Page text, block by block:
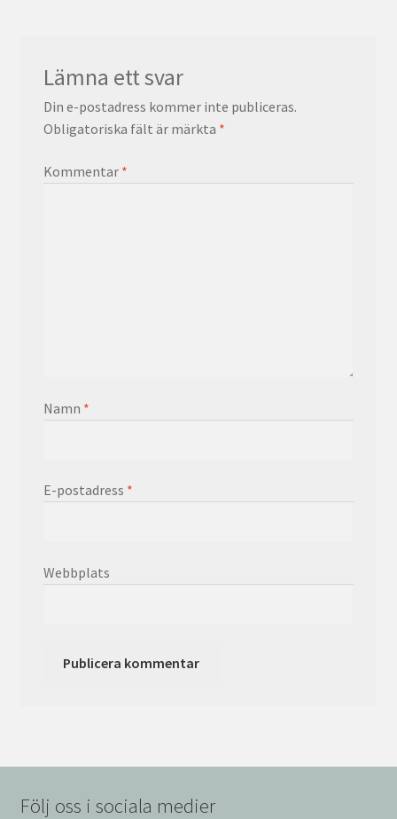
Lämna ett svar
Din e-postadress kommer inte publiceras.
Obligatoriska fält är märkta *
Kommentar *
Namn *
E-postadress *
Webbplats
Följ oss i sociala medier